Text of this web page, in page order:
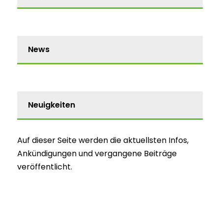
News
Neuigkeiten
Auf dieser Seite werden die aktuellsten Infos,
Ankündigungen und vergangene Beiträge
veröffentlicht.